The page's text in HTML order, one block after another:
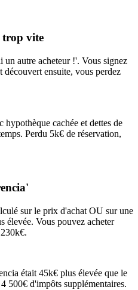
trop vite
un autre acheteur !'. Vous signez
découvert ensuite, vous perdez
cachée et dettes de
Perdu 5k€ de réservation,
sur le prix d'achat OU sur une
élevée. Vous pouvez acheter
était 45k€ plus élevée que le
500€ d'impôts supplémentaires.